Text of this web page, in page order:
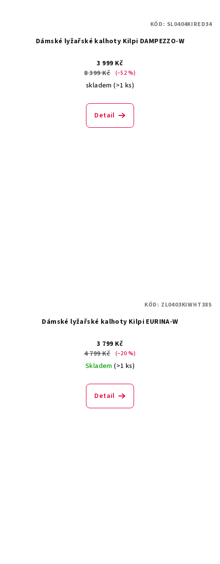
Dámské lyžařské kalhoty Kilpi DAMPEZZO-W
3 999 Kč
8 399 Kč
(–52 %)
skladem(>1 ks)
Detail
KÓD: SL0404KIRED34
Dámské lyžařské kalhoty Kilpi EURINA-W
3 799 Kč
4 799 Kč
(–20 %)
Skladem(>1 ks)
Detail
KÓD: ZL0403KIWHT38S